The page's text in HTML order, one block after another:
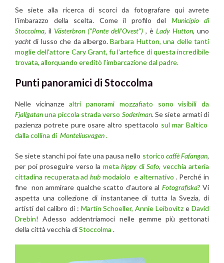
Se siete alla ricerca di scorci da fotografare qui avrete
l’imbarazzo della scelta. Come il profilo del Municipio di
Stoccolma, il Västerbron (“Ponte dell’Ovest”) , è Lady Hutton, uno
yacht di lusso che da albergo.Barbara Hutton, una delle tanti
moglie dell’attore Cary Grant, fu l’artefice di questa incredibile
trovata, allorquando ereditò l’imbarcazione dal padre.
Punti panoramici di Stoccolma
Nelle vicinanzealtri panorami mozzafiato sono visibili da
Fjallgatanuna piccola strada verso Soderlman. Se siete armati di
pazienza potrete pure osare altro spettacolo sul mar Baltico
dalla collina di Monteliusvagen.
Se siete stanchi poi fate una pausa nello storico caffè Fafangan,
per poi proseguire verso la meta hippy di Sofo, vecchia arteria
cittadina recuperata ad hub modaiolo e alternativo . Perché in
fine non ammirare qualche scatto d’autore al Fotografiska? Vi
aspetta una collezione di instantanee di tutta la Svezia, di
artisti del calibro di : Martin Schoeller, Annie Leibovitz eDavid
Drebin! Adesso addentriamoci nelle gemme più gettonati
della città vecchia diStoccolma .